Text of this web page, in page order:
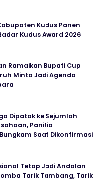
Kudus Panen
Kudus Award 2026
Ramaikan Bupati Cup
Minta Jadi Agenda
Dipatok ke Sejumlah
Panitia
Saat Dikonfirmasi
Tetap Jadi Andalan
Tarik Tambang, Tarik